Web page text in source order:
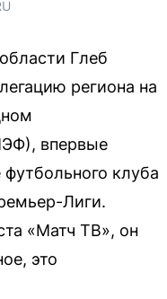
Глеб
региона на
впервые
клуба
Лиги.
«Матч ТВ», он
это